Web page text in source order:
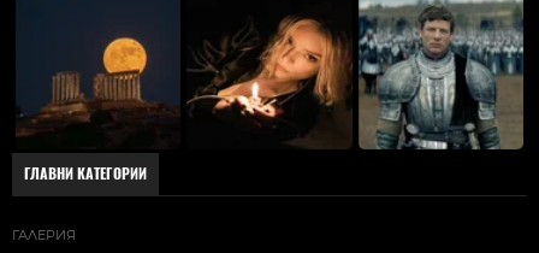
ГЛАВНИ КАТЕГОРИИ
ГАЛЕРИЯ